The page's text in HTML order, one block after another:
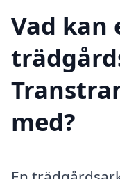
Vad kan
med?